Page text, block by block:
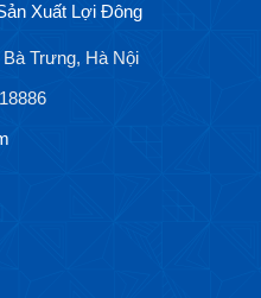
Xuất Lợi Đông
Trưng, Hà Nội